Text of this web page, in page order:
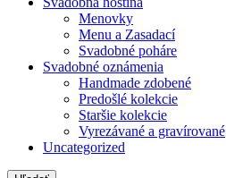
Menovky
Menu a Zasadací
Svadobné poháre
Svadobné oznámenia
Handmade zdobené
Predošlé kolekcie
Staršie kolekcie
Vyrezávané a gravírované
Uncategorized